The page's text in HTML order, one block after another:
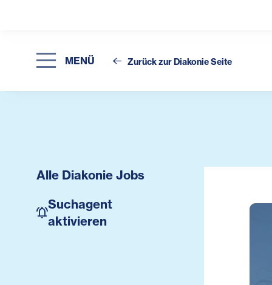
MENÜ Zurück zur Diakonie Seite
Alle Diakonie Jobs
Suchagent
aktivieren